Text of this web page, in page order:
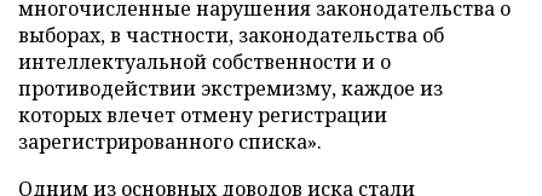
многочисленные нарушения законодательства о
выборах, в частности, законодательства об
интеллектуальной собственности и о
противодействии экстремизму, каждое из
которых влечет отмену регистрации
зарегистрированного списка».
Одним из основных доводов иска стали